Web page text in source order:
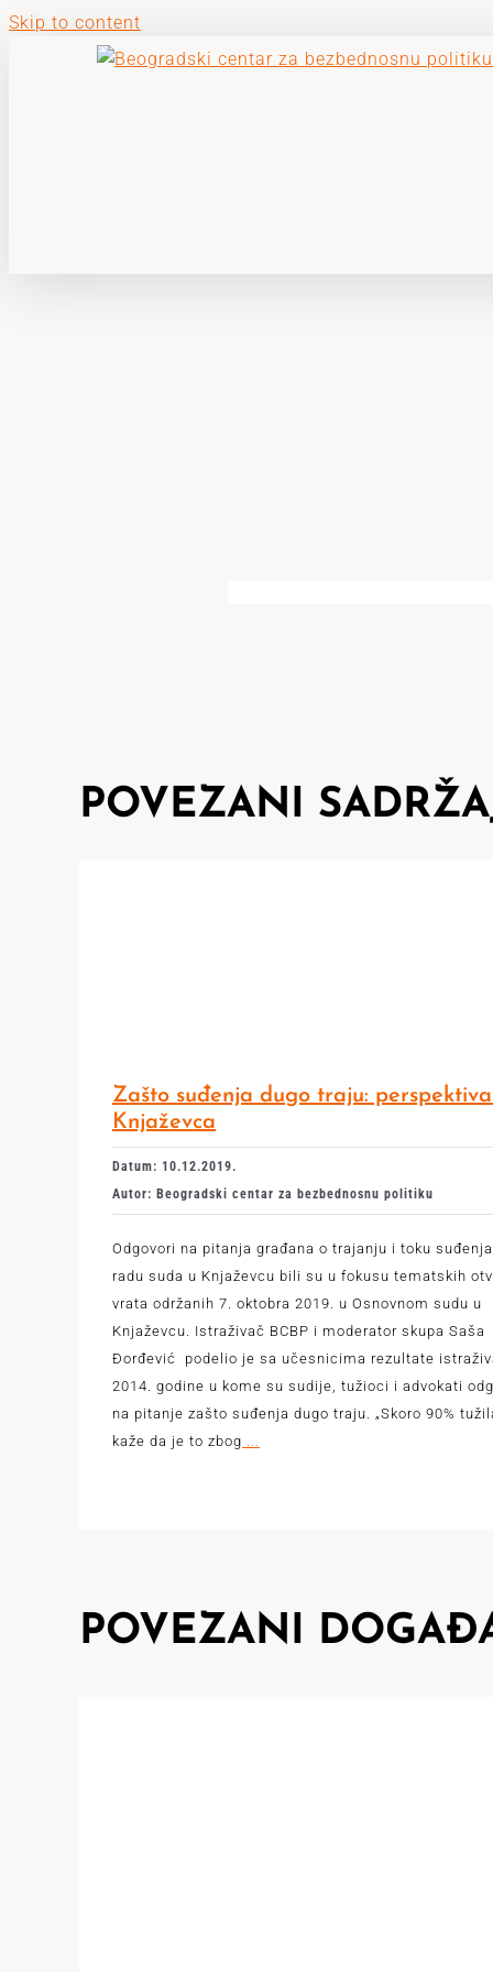
Skip to content
POVEZANI
Zašto suđenja dugo traju:
Knjaževca
Datum: 10.12.2019.
Autor: Beogradski centar za bezbednosnu politiku
Odgovori na pitanja građana o trajanju i toku
radu suda u Knjaževcu bili su u fokusu tematskih
vrata održanih 7. oktobra 2019. u Osnovnom sudu u
Knjaževcu. Istraživač BCBP i moderator skupa Saša
Đorđević podelio je sa učesnicima rezultate
2014. godine u kome su sudije, tužioci i advokati
na pitanje zašto suđenja dugo traju. „Skoro 90%
kaže da je to zbog ...
POVEZANI